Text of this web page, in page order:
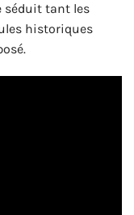
séduit tant les
historiques